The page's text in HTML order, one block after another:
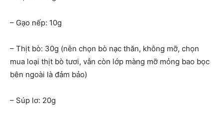
– Gạo nếp: 10g
– Thịt bò: 30g (nên chọn bò nạc thăn, không mỡ, chọn
mua loại thịt bò tươi, vẫn còn lớp màng mỡ mỏng bao bọc
bên ngoài là đảm bảo)
– Súp lơ: 20g